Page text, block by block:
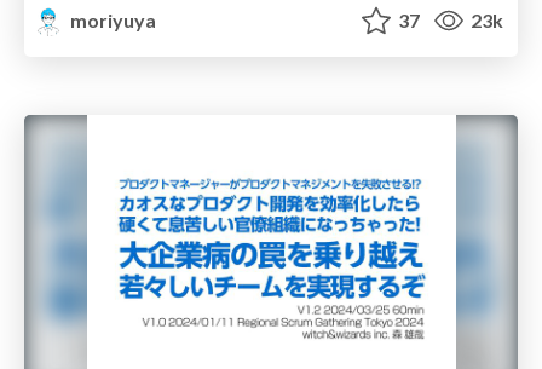
moriyuya
37 23k